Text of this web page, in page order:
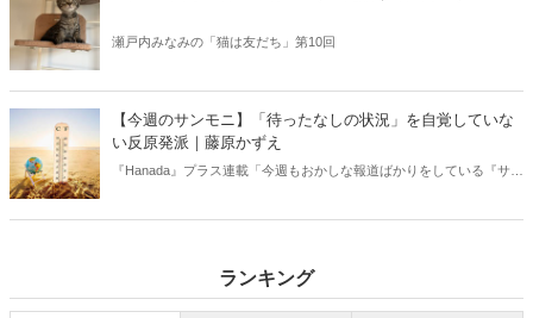
瀬戸内みなみの「猫は友だち」第10回
【今週のサンモニ】「待ったなしの状況」を自覚していな
い反原発派｜藤原かずえ
『Hanada』プラス連載「今週もおかしな報道ばかりをしている『サン
ランキング